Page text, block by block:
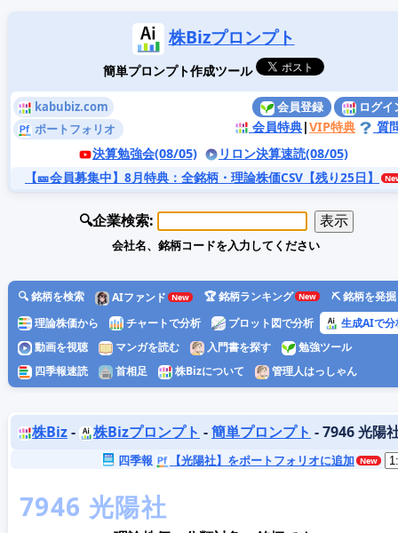
株Bizプロンプト
簡単プロンプト作成ツール
kabubiz.com
ポートフォリオ
会員登録 ログイ
会員特典|VIP特典
質
決算勉強会(08/05)
リロン決算速読(08/05)
【🎫会員募集中】8月特典 ：全銘柄・理論株価CSV【残り25日】
🔍企業検索:
会社名、銘柄コードを入力してください
🔍 銘柄を検索 AIファンド 🏆 銘柄ランキング
⛏️ 銘柄を発掘
理論株価から
チャートで分析 プロット図で分析
生成AIで分
動画を視聴
マンガを読む 入門書を探す
勉強ツール
四季報速読
首相足 株Bizについて 管理人はっしゃん
株Biz- 株Bizプロンプト -簡単プロンプト - 7946 光陽
四季報 【光陽社】をポートフォリオに追加